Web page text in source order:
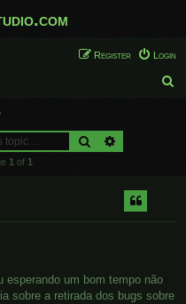
Login
Register
Search
1 of 1
esperando um bom tempo não
sobre a retirada dos bugs sobre